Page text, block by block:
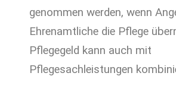
genommen werden, wenn
Ehrenamtliche die Pflege
Pflegegeld kann auch mit
Pflegesachleistungen